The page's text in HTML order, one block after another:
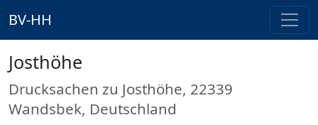
BV-HH
Josthöhe
Drucksachen zu Josthöhe, 22339
Wandsbek, Deutschland